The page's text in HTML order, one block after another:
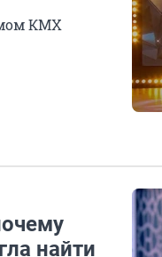
КМХ
найти